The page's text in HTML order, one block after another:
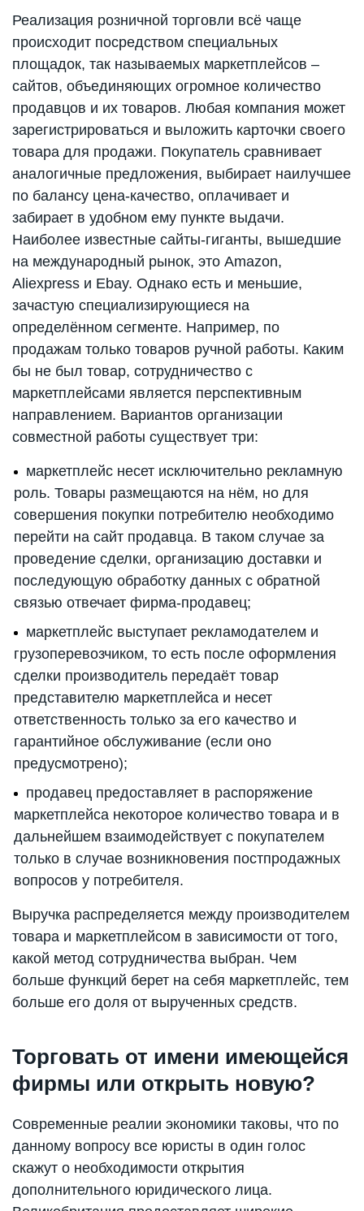
Реализация розничной торговли всё чаще
происходит посредством специальных
площадок, так называемых маркетплейсов –
сайтов, объединяющих огромное количество
продавцов и их товаров. Любая компания может
зарегистрироваться и выложить карточки своего
товара для продажи. Покупатель сравнивает
аналогичные предложения, выбирает наилучшее
по балансу цена-качество, оплачивает и
забирает в удобном ему пункте выдачи.
Наиболее известные сайты-гиганты, вышедшие
на международный рынок, это Amazon,
Aliexpress и Ebay. Однако есть и меньшие,
зачастую специализирующиеся на
определённом сегменте. Например, по
продажам только товаров ручной работы. Каким
бы не был товар, сотрудничество с
маркетплейсами является перспективным
направлением. Вариантов организации
совместной работы существует три:
маркетплейс несет исключительно рекламную
роль. Товары размещаются на нём, но для
совершения покупки потребителю необходимо
перейти на сайт продавца. В таком случае за
проведение сделки, организацию доставки и
последующую обработку данных с обратной
связью отвечает фирма-продавец;
маркетплейс выступает рекламодателем и
грузоперевозчиком, то есть после оформления
сделки производитель передаёт товар
представителю маркетплейса и несет
ответственность только за его качество и
гарантийное обслуживание (если оно
предусмотрено);
продавец предоставляет в распоряжение
маркетплейса некоторое количество товара и в
дальнейшем взаимодействует с покупателем
только в случае возникновения постпродажных
вопросов у потребителя.
Выручка распределяется между производителем
товара и маркетплейсом в зависимости от того,
какой метод сотрудничества выбран. Чем
больше функций берет на себя маркетплейс, тем
больше его доля от вырученных средств.
Торговать от имени имеющейся
фирмы или открыть новую?
Современные реалии экономики таковы, что по
данному вопросу все юристы в один голос
скажут о необходимости открытия
дополнительного юридического лица.